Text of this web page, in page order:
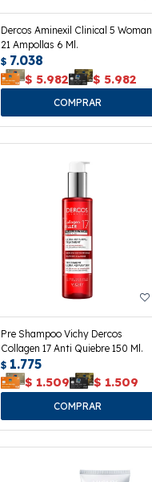
Dercos Aminexil Clinical 5 Woman
21 Ampollas 6 Ml.
$ 7.038
$ 5.982 $ 5.982
Pre Shampoo Vichy Dercos
Collagen 17 Anti Quiebre 150 Ml.
$ 1.775
$ 1.509 $ 1.509